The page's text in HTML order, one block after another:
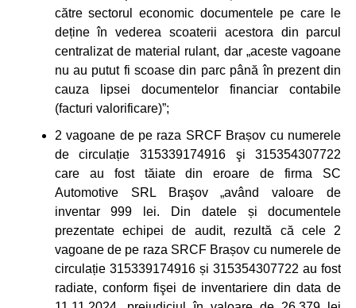
către sectorul economic documentele pe care le
deține în vederea scoaterii acestora din parcul
centralizat de material rulant, dar „aceste vagoane
nu au putut fi scoase din parc până în prezent din
cauza lipsei documentelor financiar contabile
(facturi valorificare)”;
2 vagoane de pe raza SRCF Brașov cu numerele
de circulație 315339174916 şi 315354307722
care au fost tăiate din eroare de firma SC
Automotive SRL Braşov „având valoare de
inventar 999 lei. Din datele și documentele
prezentate echipei de audit, rezultă că cele 2
vagoane de pe raza SRCF Brașov cu numerele de
circulație 315339174916 și 315354307722 au fost
radiate, conform fişei de inventariere din data de